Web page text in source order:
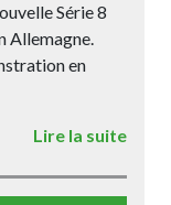
Série 8
Allemagne.
en
Lire la suite